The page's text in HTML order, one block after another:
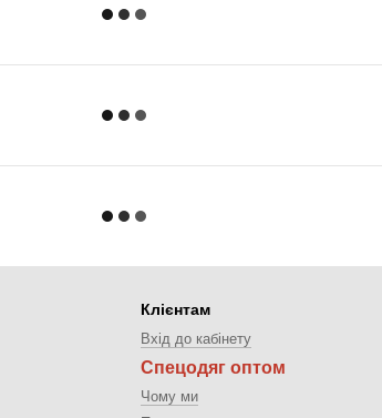
Клієнтам
Вхід до кабінету
Спецодяг оптом
Чому ми